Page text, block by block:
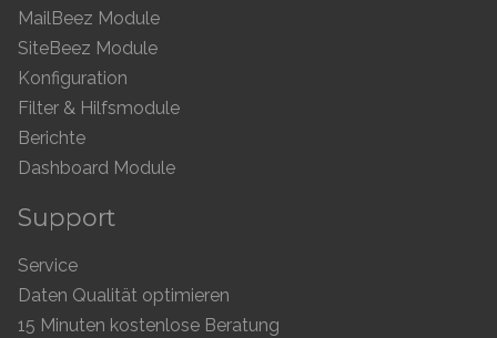
MailBeez Module
SiteBeez Module
Konfiguration
Filter & Hilfsmodule
Berichte
Dashboard Module
Support
Service
Daten Qualität optimieren
15 Minuten kostenlose Beratung